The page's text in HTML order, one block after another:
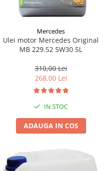
Mercedes
Ulei motor Mercedes Original
MB 229.52 5W30 5L
310,00 Lei
268,00 Lei
IN STOC
ADAUGA IN COS